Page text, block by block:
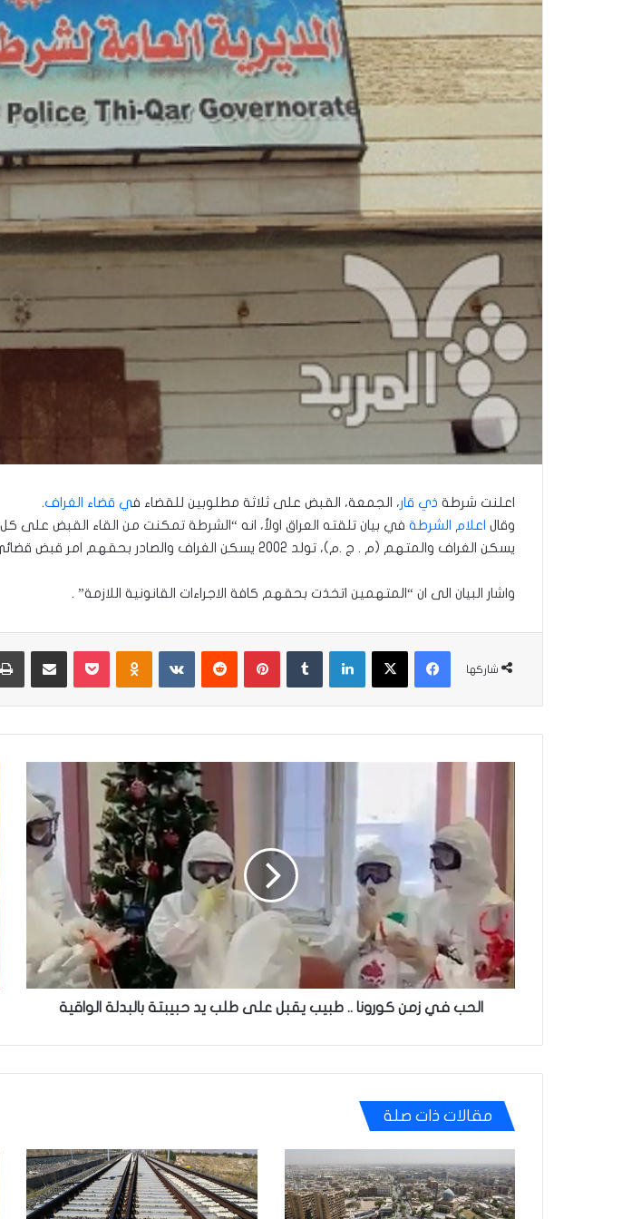
اعلنت شرطة ذي قار، الجمعة، القبض على ثلاثة مطلوبين للقضاء في قضاء الغراف.
وقال اعلام الشرطة
يسكن الغراف والمتهم (م . ج .م)، تولد 2002 يسكن الغراف والصادر بحقهم امر قبض قضائي وفق المادة 229 من قانون العقوبات العراقي”.
واشار البيان الى ان “المتهمين اتخذت بحقهم كافة الاجراءات القانونية اللازمة” .
شاركها
فيسبوك
‫X لينكدإن بينتيريست Odnoklassniki
‫Pocketمشاركة عبر البريد
كورونا
طبيب
يقبل
على
طلب
يد
حبيبتة
بالبدلة
الواقية
الحب في زمن كورونا .. طبيب يقبل على طلب يد حبيبتة بالبدلة الواقية
مقالات ذات صلة